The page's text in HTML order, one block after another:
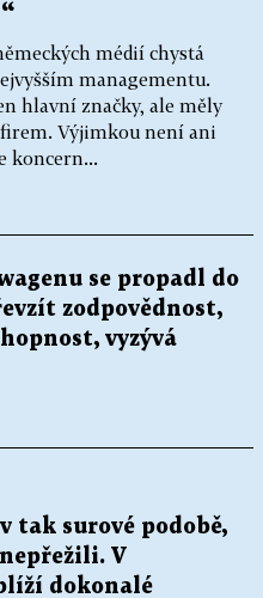
médií chystá
managementu.
hlavní značky, ale měly
Výjimkou není ani
koncern...
se propadl do
zodpovědnost,
vyzývá
tak surové podobě,
V
dokonalé